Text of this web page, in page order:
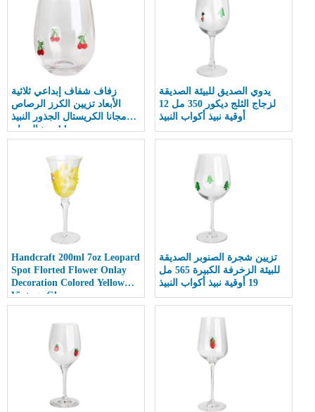
زفاف شفاف إبداعي ثلاثية
الأبعاد تزيين الكرز الرصاص
مجانا الكريستال الجذور النبيذ
الزجاج tumbl
يدوي الصديق للبيئة الصديقة
لزجاج الثلج ديكور 350 مل 12
أوقية نبيذ أكواب النبيذ
Handcraft 200ml 7oz Leopard
Spot Florted Flower Onlay
Decoration Colored Yellow
Vintage Glass
تزيين شجرة الصنوبر الصديقة
للبيئة الزخرفة الكبيرة 565 مل
19 أوقية نبيذ أكواب النبيذ